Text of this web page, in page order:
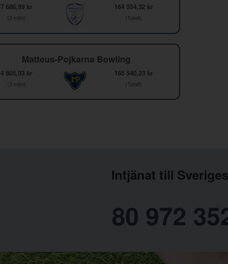
7 686,99 kr
(3 mån)
164 554,32 kr
(Totalt)
Matteus-Pojkarna Bowling
4 805,03 kr
(3 mån)
185 540,23 kr
(Totalt)
Intjänat till
80 972